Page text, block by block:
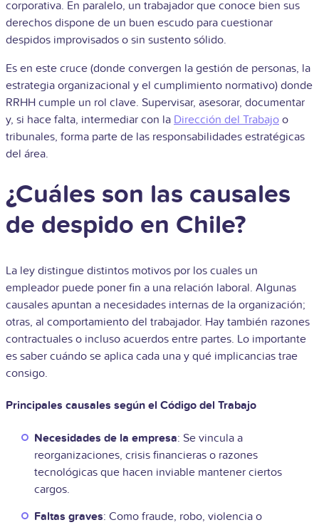
corporativa. En paralelo, un trabajador que conoce bien sus
derechos dispone de un buen escudo para cuestionar
despidos improvisados o sin sustento sólido.
Es en este cruce (donde convergen la gestión de personas, la
estrategia organizacional y el cumplimiento normativo) donde
RRHH cumple un rol clave. Supervisar, asesorar, documentar
y, si hace falta, intermediar con la Dirección del Trabajo o
tribunales, forma parte de las responsabilidades estratégicas
del área.
¿Cuáles son las causales
de despido en Chile?
La ley distingue distintos motivos por los cuales un
empleador puede poner fin a una relación laboral. Algunas
causales apuntan a necesidades internas de la organización;
otras, al comportamiento del trabajador. Hay también razones
contractuales o incluso acuerdos entre partes. Lo importante
es saber cuándo se aplica cada una y qué implicancias trae
consigo.
Principales causales según el Código del Trabajo
Necesidades de la empresa: Se vincula a
reorganizaciones, crisis financieras o razones
tecnológicas que hacen inviable mantener ciertos
cargos.
Faltas graves: Como fraude, robo, violencia o